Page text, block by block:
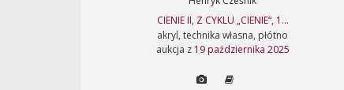
CIENIE II, Z CYKLU „CIENIE“, 1...
akryl, technika własna, płótno
aukcja z 19 października 2025